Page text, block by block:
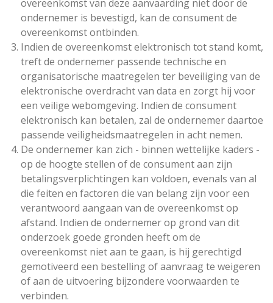
overeenkomst van deze aanvaarding niet door de
ondernemer is bevestigd, kan de consument de
overeenkomst ontbinden.
Indien de overeenkomst elektronisch tot stand komt,
treft de ondernemer passende technische en
organisatorische maatregelen ter beveiliging van de
elektronische overdracht van data en zorgt hij voor
een veilige webomgeving. Indien de consument
elektronisch kan betalen, zal de ondernemer daartoe
passende veiligheidsmaatregelen in acht nemen.
De ondernemer kan zich - binnen wettelijke kaders -
op de hoogte stellen of de consument aan zijn
betalingsverplichtingen kan voldoen, evenals van al
die feiten en factoren die van belang zijn voor een
verantwoord aangaan van de overeenkomst op
afstand. Indien de ondernemer op grond van dit
onderzoek goede gronden heeft om de
overeenkomst niet aan te gaan, is hij gerechtigd
gemotiveerd een bestelling of aanvraag te weigeren
of aan de uitvoering bijzondere voorwaarden te
verbinden.